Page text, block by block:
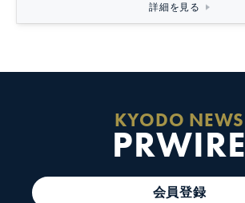
詳細を見る
KYODO NEWS
PRWIRE
会員登録